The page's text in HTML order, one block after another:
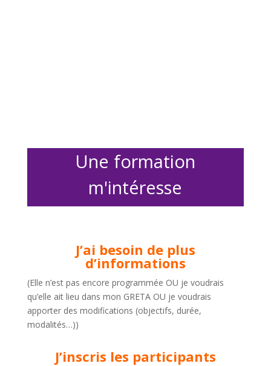
Une formation
m'intéresse
J’ai besoin de plus
d’informations
(Elle n’est pas encore programmée OU je voudrais
qu’elle ait lieu dans mon GRETA OU je voudrais
apporter des modifications (objectifs, durée,
modalités…))
J’inscris les participants